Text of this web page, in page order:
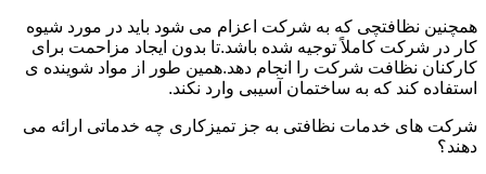
همچنین نظافتچی که به شرکت اعزام می شود باید در مورد شیوه
کار در شرکت کاملاً توجیه شده باشد.تا بدون ایجاد مزاحمت برای
کارکنان نظافت شرکت را انجام دهد.همین طور از مواد شوینده ی
استفاده کند که به ساختمان آسیبی وارد نکند.
شرکت های خدمات نظافتی به جز تمیزکاری چه خدماتی ارائه می
دهند؟